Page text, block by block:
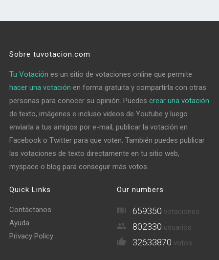
Sobre tuvotacion.com
Tu Votación es un sitio de votaciones online que permite
hacer una votación en forma gratuita y compartirla con otras
personas para conocer su opinión. Puedescrear una votación
de texto, imágenes e incluso videos de Youtube y luego
enviarla a tus amigos por e-mail, publicar la votación en
Facebook o Twitter para que voten. También puedes publicar
las votaciones de texto directamente en tu sitio web,
myspace o blog para conseguir más votos.
Quick Links
Contáctanos
Ayuda
Privacy Policy
Our numbers
659350 votaciones
802330 usuarios
32633870 votos